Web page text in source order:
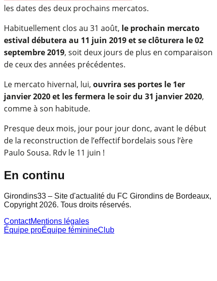
les dates des deux prochains mercatos.
Habituellement clos au 31 août, le prochain mercato
estival débutera au 11 juin 2019 et se clôturera le 02
septembre 2019, soit deux jours de plus en comparaison
de ceux des années précédentes.
Le mercato hivernal, lui, ouvrira ses portes le 1er
janvier 2020 et les fermera le soir du 31 janvier 2020,
comme à son habitude.
Presque deux mois, jour pour jour donc, avant le début
de la reconstruction de l’effectif bordelais sous l’ère
Paulo Sousa. Rdv le 11 juin !
En continu
Girondins33 – Site d'actualité du FC Girondins de Bordeaux,
Copyright 2026. Tous droits réservés.
ContactMentions légales
Équipe proÉquipe féminineClub